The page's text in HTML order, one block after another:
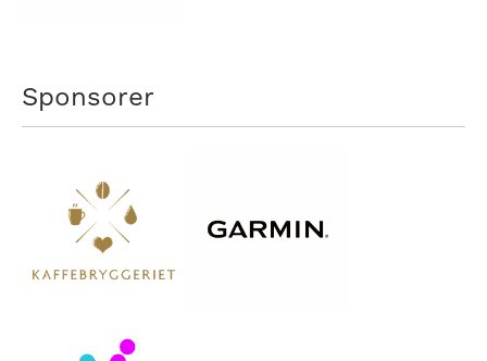
Sponsorer